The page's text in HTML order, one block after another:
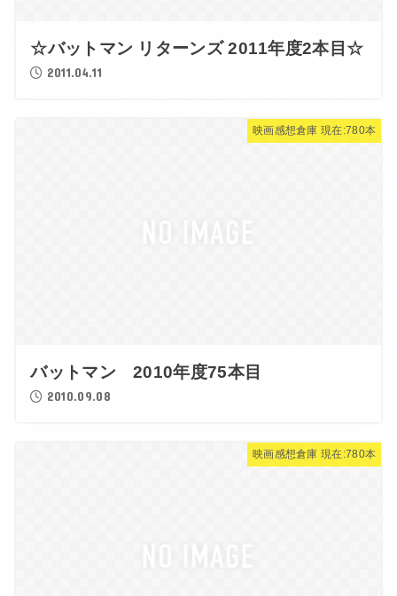
☆バットマン リターンズ 2011年度2本目☆
2011.04.11
映画感想倉庫 現在:780本
バットマン 2010年度75本目
2010.09.08
映画感想倉庫 現在:780本